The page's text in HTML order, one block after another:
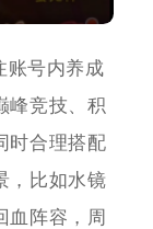
账号内养成
峰竞技、积
时合理搭配
，比如水镜
血阵容，周